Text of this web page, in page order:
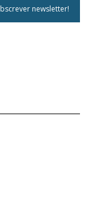
newsletter!